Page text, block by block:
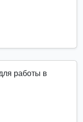
работы в